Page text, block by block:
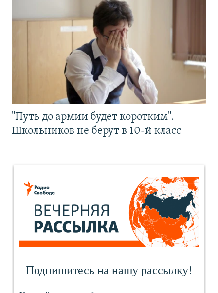
"Путь до армии будет коротким".
Школьников не берут в 10-й класс